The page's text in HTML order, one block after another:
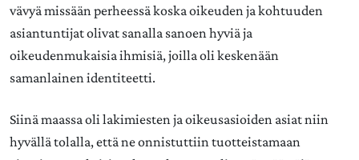
vävyä missään perheessä koska oikeuden ja kohtuuden
asiantuntijat olivat sanalla sanoen hyviä ja
oikeudenmukaisia ihmisiä, joilla oli keskenään
samanlainen identiteetti.
Siinä maassa oli lakimiesten ja oikeusasioiden asiat niin
hyvällä tolalla, että ne onnistuttiin tuotteistamaan